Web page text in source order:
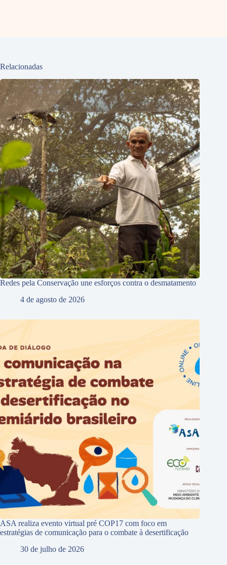
Relacionadas
Redes pela Conservação une esforços contra o desmatamento
4 de agosto de 2026
ASA realiza evento virtual pré COP17 com foco em
estratégias de comunicação para o combate à desertificação
30 de julho de 2026